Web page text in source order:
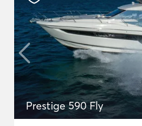
Prestige 590 Fly